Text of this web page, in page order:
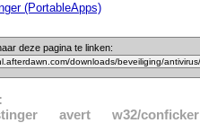
(PortableApps)
deze pagina te linken:
avert w32/conficker